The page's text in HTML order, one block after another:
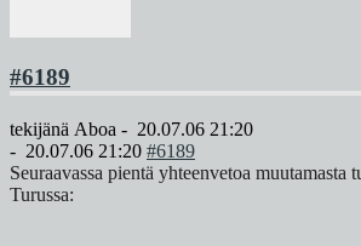
#6189
tekijänä Aboa - 20.07.06 21:20
- 20.07.06 21:20 #6189
Seuraavassa pientä yhteenvetoa muutamasta
Turussa: